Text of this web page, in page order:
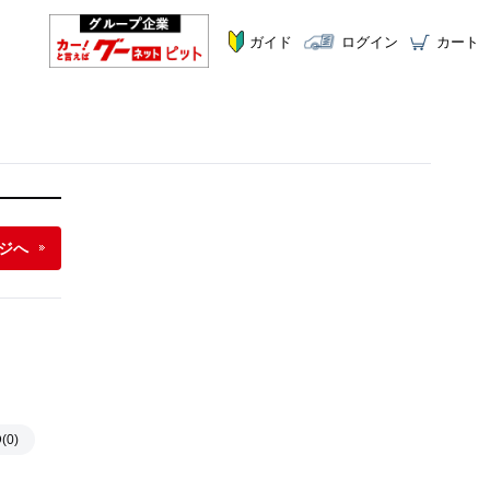
ガイド ログイン カート
へ